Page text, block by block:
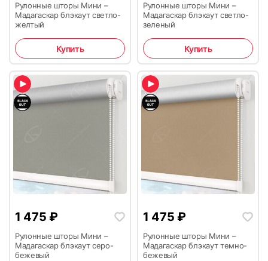
Рулонные шторы Мини –
Мадагаскар блэкаут светло-
желтый
Купить
Рулонные шторы Мини –
Мадагаскар блэкаут светло-
зеленый
Купить
1 475 ₽
Рулонные шторы Мини –
Мадагаскар блэкаут серо-
бежевый
1 475 ₽
Рулонные шторы Мини –
Мадагаскар блэкаут темно-
бежевый